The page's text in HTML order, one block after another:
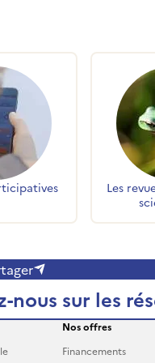
Les
nous sur les
Nos offres
Financements